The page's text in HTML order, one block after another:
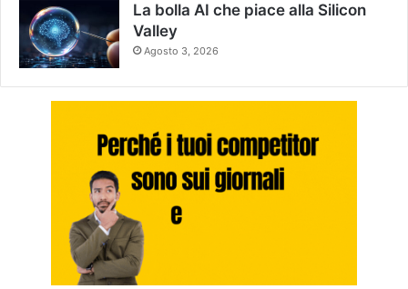
La bolla AI che piace alla Silicon
Valley
Agosto 3, 2026